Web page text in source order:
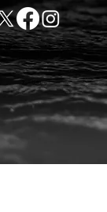
社概要
​利用規約